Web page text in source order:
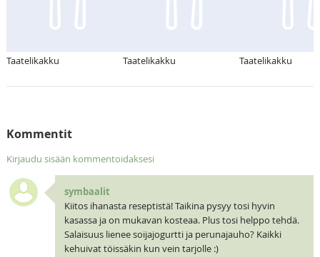
Taatelikakku Taatelikakku Taatelikakku
Kommentit
Kirjaudu sisään kommentoidaksesi
symbaalit
Kiitos ihanasta reseptistä! Taikina pysyy tosi hyvin
kasassa ja on mukavan kosteaa. Plus tosi helppo tehdä.
Salaisuus lienee soijajogurtti ja perunajauho? Kaikki
kehuivat töissäkin kun vein tarjolle :)